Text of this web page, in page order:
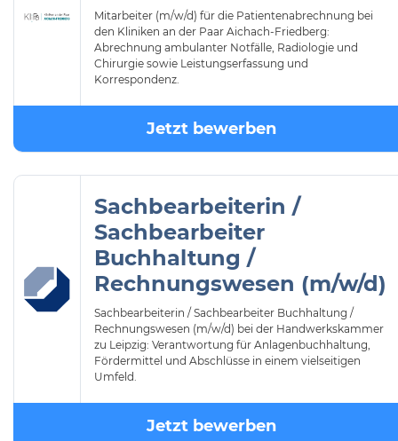
Mitarbeiter (m/w/d) für die Patientenabrechnung bei
den Kliniken an der Paar Aichach-Friedberg:
Abrechnung ambulanter Notfälle, Radiologie und
Chirurgie sowie Leistungserfassung und
Korrespondenz.
Jetzt bewerben
Sachbearbeiterin /
Sachbearbeiter
Buchhaltung /
Rechnungswesen (m/w/d)
Sachbearbeiterin / Sachbearbeiter Buchhaltung /
Rechnungswesen (m/w/d) bei der Handwerkskammer
zu Leipzig: Verantwortung für Anlagenbuchhaltung,
Fördermittel und Abschlüsse in einem vielseitigen
Umfeld.
Jetzt bewerben